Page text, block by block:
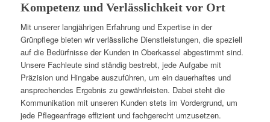
Kompetenz und Verlässlichkeit vor Ort
Mit unserer langjährigen Erfahrung und Expertise in der
Grünpflege bieten wir verlässliche Dienstleistungen, die speziell
auf die Bedürfnisse der Kunden in Oberkassel abgestimmt sind.
Unsere Fachleute sind ständig bestrebt, jede Aufgabe mit
Präzision und Hingabe auszuführen, um ein dauerhaftes und
ansprechendes Ergebnis zu gewährleisten. Dabei steht die
Kommunikation mit unseren Kunden stets im Vordergrund, um
jede Pflegeanfrage effizient und fachgerecht umzusetzen.